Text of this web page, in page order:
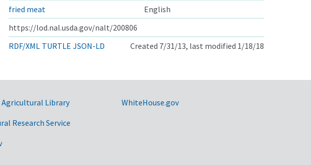
fried meat
English
https://lod.nal.usda.gov/nalt/200806
RDF/XML TURTLE JSON-LD Created 7/31/13, last modified 1/18/18
Library
Research Service
WhiteHouse.gov